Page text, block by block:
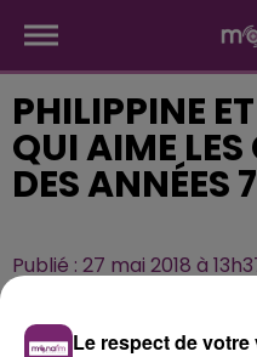
PHILIPPINE
QUI AIME
DES ANNÉES
Publié : 27 mai 2018 à
Le respect de